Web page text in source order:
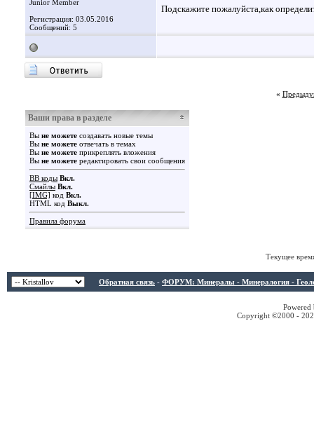
Junior Member
Регистрация: 03.05.2016
Сообщений: 5
Подскажите пожалуйста,как
«
Ваши права в разделе
Вы не можете создавать новые темы
Вы не можете отвечать в темах
Вы не можете прикреплять вложения
Вы не можете редактировать свои сообщения
BB коды Вкл.
Смайлы Вкл.
[IMG] код Вкл.
HTML код Выкл.
Правила форума
Текущее
Обратная связь - ФОРУМ: Минералы - Минералогия -
Copyright ©2000 -